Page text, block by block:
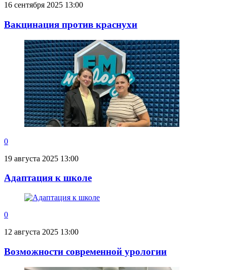
16 сентября 2025 13:00
Вакцинация против краснухи
0
19 августа 2025 13:00
Адаптация к школе
0
12 августа 2025 13:00
Возможности современной урологии